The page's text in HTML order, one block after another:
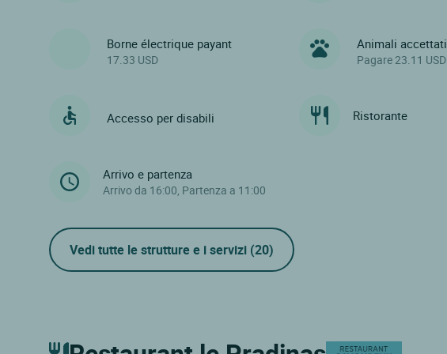
Borne électrique payant
17.33 USD
Animali accettati
Pagare 23.11 USD
Accesso per disabili Ristorante
Arrivo e partenza
Arrivo da 16:00, Partenza a 11:00
Vedi tutte le strutture e i servizi (20)